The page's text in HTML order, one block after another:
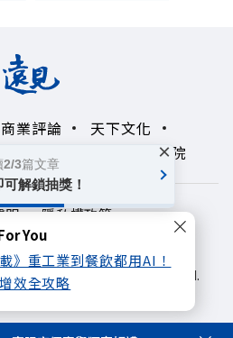
You
》重工業到餐飲都用AI！
效全攻略
業評論
天下文化
領導影響力學院
明
隱私權政策
1999~2026
有限公司. All rights reserved.
2/3篇文章
解鎖抽獎！
×